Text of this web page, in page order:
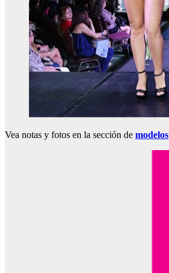
Vea notas y fotos en la sección de modelos